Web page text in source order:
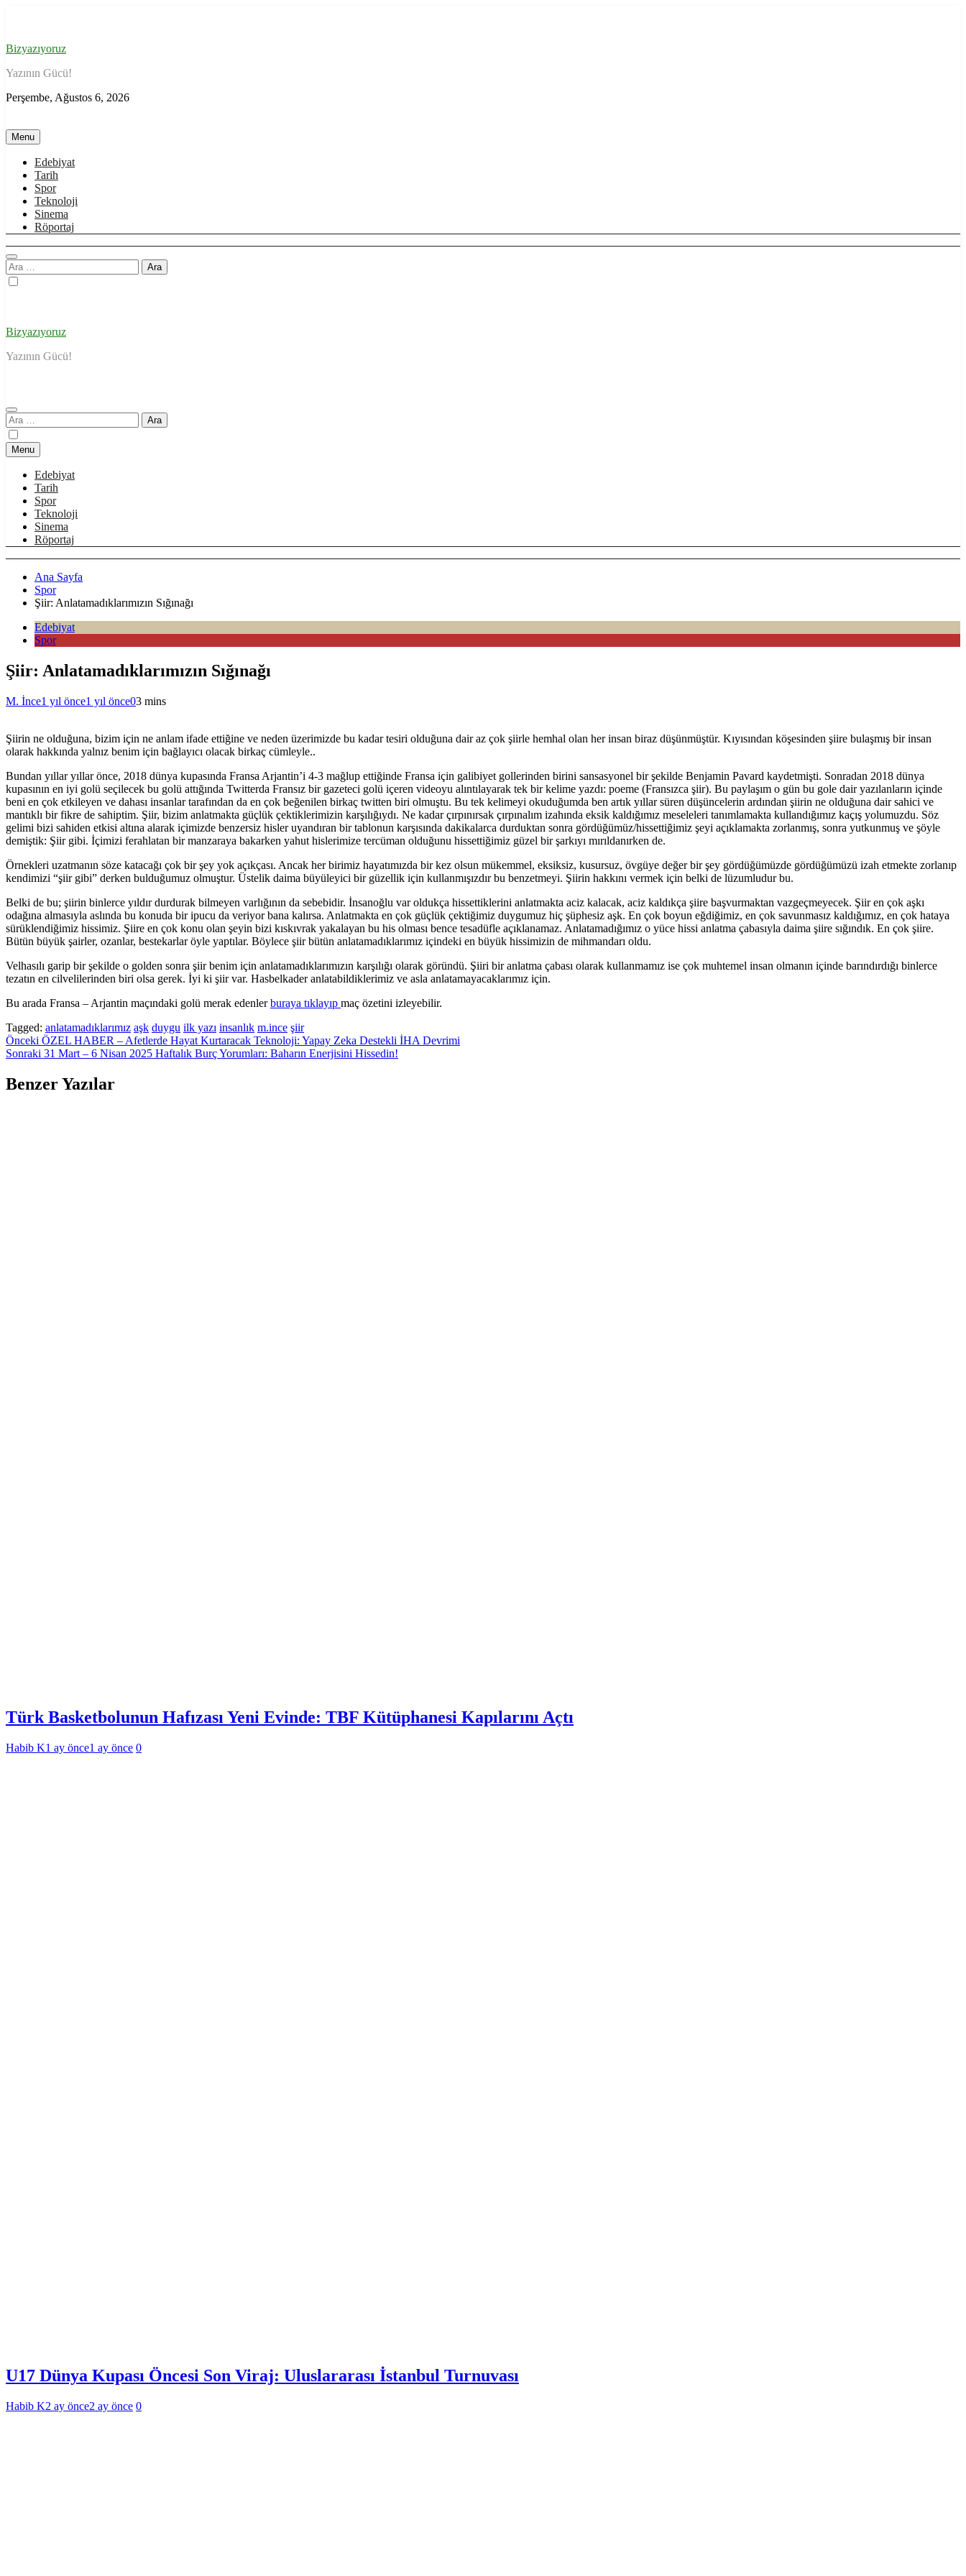
Bizyazıyoruz
Yazının Gücü!
Perşembe, Ağustos 6, 2026
Menu
Edebiyat
Tarih
Spor
Teknoloji
Sinema
Röportaj
Arama:
Bizyazıyoruz
Yazının Gücü!
Arama:
Menu
Edebiyat
Tarih
Spor
Teknoloji
Sinema
Röportaj
Ana Sayfa
Spor
Şiir: Anlatamadıklarımızın Sığınağı
Edebiyat
Spor
Şiir: Anlatamadıklarımızın Sığınağı
M. İnce1 yıl önce1 yıl önce03 mins
Şiirin ne olduğuna, bizim için ne anlam ifade ettiğine ve neden üzerimizde bu kadar tesiri olduğuna dair az çok şiirle hemhal olan her insan biraz düşünmüştür. Kıyısından köşesinden şiire bulaşmış bir insan
olarak hakkında yalnız benim için bağlayıcı olacak birkaç cümleyle..
Bundan yıllar yıllar önce, 2018 dünya kupasında Fransa Arjantin’i 4-3 mağlup ettiğinde Fransa için galibiyet gollerinden birini sansasyonel bir şekilde Benjamin Pavard kaydetmişti. Sonradan 2018 dünya
kupasının en iyi golü seçilecek bu golü attığında Twitterda Fransız bir gazeteci golü içeren videoyu alıntılayarak tek bir kelime yazdı: poeme (Fransızca şiir). Bu paylaşım o gün bu gole dair yazılanların içinde
beni en çok etkileyen ve dahası insanlar tarafından da en çok beğenilen birkaç twitten biri olmuştu. Bu tek kelimeyi okuduğumda ben artık yıllar süren düşüncelerin ardından şiirin ne olduğuna dair sahici ve
mantıklı bir fikre de sahiptim. Şiir, bizim anlatmakta güçlük çektiklerimizin karşılığıydı. Ne kadar çırpınırsak çırpınalım izahında eksik kaldığımız meseleleri tanımlamakta kullandığımız kaçış yolumuzdu. Söz
gelimi bizi sahiden etkisi altına alarak içimizde benzersiz hisler uyandıran bir tablonun karşısında dakikalarca durduktan sonra gördüğümüz/hissettiğimiz şeyi açıklamakta zorlanmış, sonra yutkunmuş ve şöyle
demiştik: Şiir gibi. İçimizi ferahlatan bir manzaraya bakarken yahut hislerimize tercüman olduğunu hissettiğimiz güzel bir şarkıyı mırıldanırken de.
Örnekleri uzatmanın söze katacağı çok bir şey yok açıkçası. Ancak her birimiz hayatımızda bir kez olsun mükemmel, eksiksiz, kusursuz, övgüye değer bir şey gördüğümüzde gördüğümüzü izah etmekte zorlanıp
kendimizi “şiir gibi” derken bulduğumuz olmuştur. Üstelik daima büyüleyici bir güzellik için kullanmışızdır bu benzetmeyi. Şiirin hakkını vermek için belki de lüzumludur bu.
Belki de bu; şiirin binlerce yıldır durdurak bilmeyen varlığının da sebebidir. İnsanoğlu var oldukça hissettiklerini anlatmakta aciz kalacak, aciz kaldıkça şiire başvurmaktan vazgeçmeyecek. Şiir en çok aşkı
odağına almasıyla aslında bu konuda bir ipucu da veriyor bana kalırsa. Anlatmakta en çok güçlük çektiğimiz duygumuz hiç şüphesiz aşk. En çok boyun eğdiğimiz, en çok savunmasız kaldığımız, en çok hataya
sürüklendiğimiz hissimiz. Şiire en çok konu olan şeyin bizi kıskıvrak yakalayan bu his olması bence tesadüfle açıklanamaz. Anlatamadığımız o yüce hissi anlatma çabasıyla daima şiire sığındık. En çok şiire.
Bütün büyük şairler, ozanlar, bestekarlar öyle yaptılar. Böylece şiir bütün anlatamadıklarımız içindeki en büyük hissimizin de mihmandarı oldu.
Velhasılı garip bir şekilde o golden sonra şiir benim için anlatamadıklarımızın karşılığı olarak göründü. Şiiri bir anlatma çabası olarak kullanmamız ise çok muhtemel insan olmanın içinde barındırdığı binlerce
tezatın en cilvelilerinden biri olsa gerek. İyi ki şiir var. Hasbelkader anlatabildiklerimiz ve asla anlatamayacaklarımız için.
Bu arada Fransa – Arjantin maçındaki golü merak edenlerburaya tıklayıp maç özetini izleyebilir.
Tagged: anlatamadıklarımız aşk duygu ilk yazı insanlık m.ince şiir
Yazı
gezinmesi
Önceki ÖZEL HABER – Afetlerde Hayat Kurtaracak Teknoloji: Yapay Zeka Destekli İHA Devrimi
Sonraki 31 Mart – 6 Nisan 2025 Haftalık Burç Yorumları: Baharın Enerjisini Hissedin!
Benzer Yazılar
Türk Basketbolunun Hafızası Yeni Evinde: TBF Kütüphanesi Kapılarını Açtı
Habib K1 ay önce1 ay önce 0
U17 Dünya Kupası Öncesi Son Viraj: Uluslararası İstanbul Turnuvası
Habib K2 ay önce2 ay önce 0